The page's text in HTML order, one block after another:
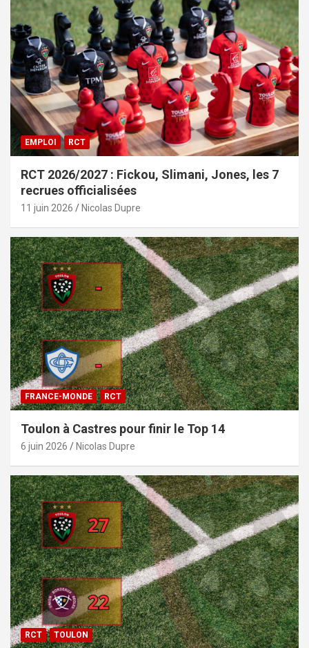
EMPLOI RCT
RCT 2026/2027 : Fickou, Slimani, Jones, les 7
recrues officialisées
11 juin 2026 Nicolas Dupre
FRANCE-MONDE RCT
Toulon à Castres pour finir le Top 14
6 juin 2026 Nicolas Dupre
RCT TOULON